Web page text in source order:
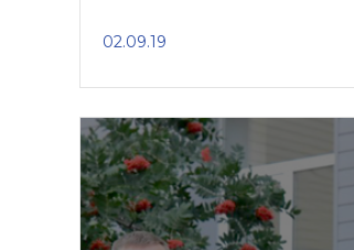
02.09.19